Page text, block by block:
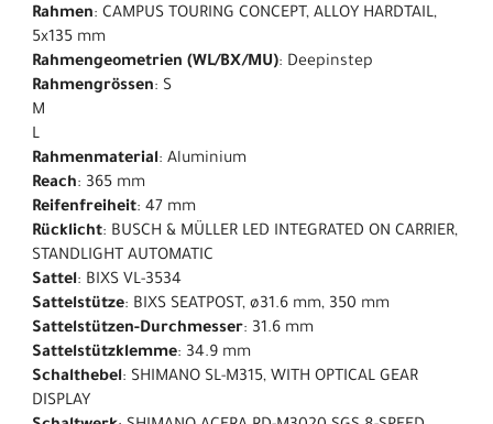
Rahmen: CAMPUS TOURING CONCEPT, ALLOY HARDTAIL,
5x135 mm
Rahmengeometrien (WL/BX/MU): Deepinstep
Rahmengrössen: S
M
L
Rahmenmaterial: Aluminium
Reach: 365 mm
Reifenfreiheit: 47 mm
Rücklicht: BUSCH & MÜLLER LED INTEGRATED ON CARRIER,
STANDLIGHT AUTOMATIC
Sattel: BIXS VL-3534
Sattelstütze: BIXS SEATPOST, ø31.6 mm, 350 mm
Sattelstützen-Durchmesser: 31.6 mm
Sattelstützklemme: 34.9 mm
Schalthebel: SHIMANO SL-M315, WITH OPTICAL GEAR
DISPLAY